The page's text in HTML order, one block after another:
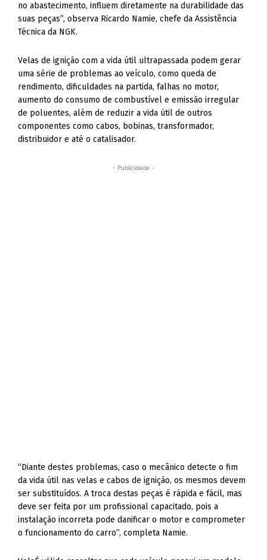
no abastecimento, influem diretamente na durabilidade das
suas peças”, observa Ricardo Namie, chefe da Assistência
Técnica da NGK.
Velas de ignição com a vida útil ultrapassada podem gerar
uma série de problemas ao veículo, como queda de
rendimento, dificuldades na partida, falhas no motor,
aumento do consumo de combustível e emissão irregular
de poluentes, além de reduzir a vida útil de outros
componentes como cabos, bobinas, transformador,
distribuidor e até o catalisador.
- Publicidade -
“Diante destes problemas, caso o mecânico detecte o fim
da vida útil nas velas e cabos de ignição, os mesmos devem
ser substituídos. A troca destas peças é rápida e fácil, mas
deve ser feita por um profissional capacitado, pois a
instalação incorreta pode danificar o motor e comprometer
o funcionamento do carro”, completa Namie.